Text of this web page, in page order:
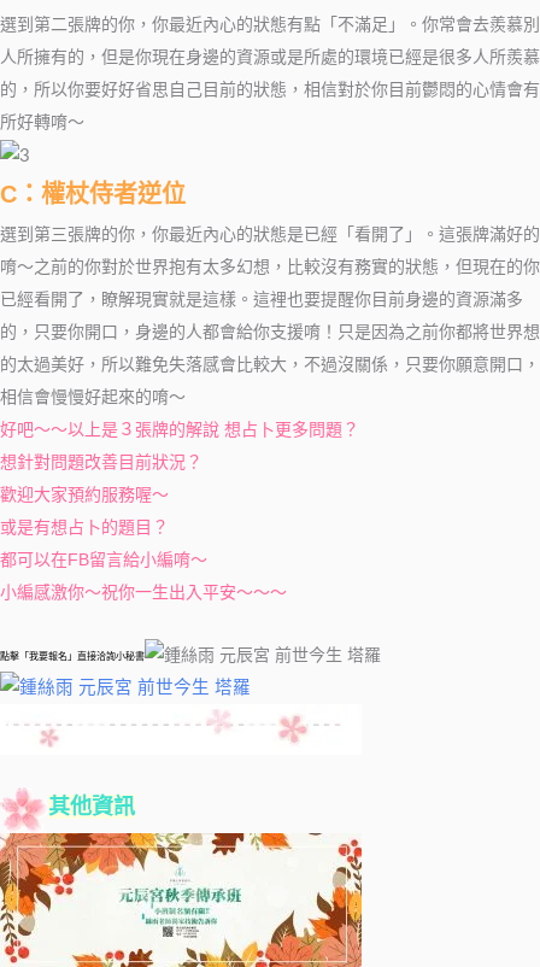
選到第二張牌的你，你最近內心的狀態有點「不滿足」。你常會去羨慕別
人所擁有的，但是你現在身邊的資源或是所處的環境已經是很多人所羨慕
的，所以你要好好省思自己目前的狀態，相信對於你目前鬱悶的心情會有
所好轉唷～
C ：權杖侍者逆位
選到第三張牌的你，你最近內心的狀態是已經「看開了」。這張牌滿好的
唷～之前的你對於世界抱有太多幻想，比較沒有務實的狀態，但現在的你
已經看開了，瞭解現實就是這樣。這裡也要提醒你目前身邊的資源滿多
的，只要你開口，身邊的人都會給你支援唷！只是因為之前你都將世界想
的太過美好，所以難免失落感會比較大，不過沒關係，只要你願意開口，
相信會慢慢好起來的唷～
好吧～～以上是３張牌的解說 想占卜更多問題？
想針對問題改善目前狀況？
歡迎大家預約服務喔～
或是有想占卜的題目？
都可以在FB留言給小編唷～
小編感激你～祝你一生出入平安～～～
點擊「我要報名」直接洽詢小秘書
其他資訊